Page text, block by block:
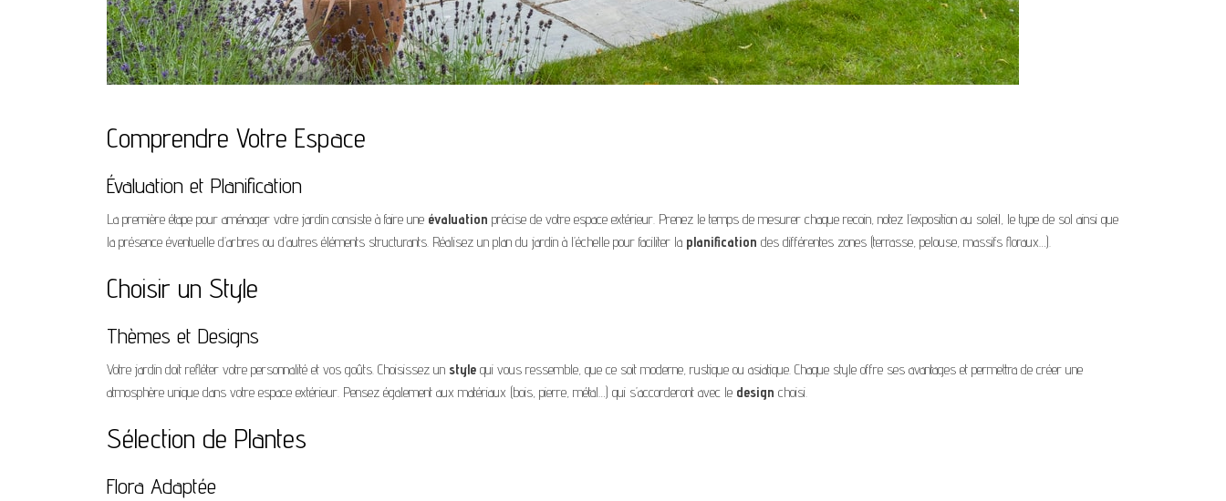
Comprendre Votre Espace
Évaluation et Planification
La première étape pour aménager votre jardin consiste à faire une évaluation précise de votre espace extérieur. Prenez le temps de mesurer chaque recoin, notez l’exposition au soleil, le type de sol ainsi que
la présence éventuelle d’arbres ou d’autres éléments structurants. Réalisez un plan du jardin à l’échelle pour faciliter la planification des différentes zones (terrasse, pelouse, massifs floraux…).
Choisir un Style
Thèmes et Designs
Votre jardin doit refléter votre personnalité et vos goûts. Choisissez un style qui vous ressemble, que ce soit moderne, rustique ou asiatique. Chaque style offre ses avantages et permettra de créer une
atmosphère unique dans votre espace extérieur. Pensez également aux matériaux (bois, pierre, métal…) qui s’accorderont avec le design choisi.
Sélection de Plantes
Flora Adaptée